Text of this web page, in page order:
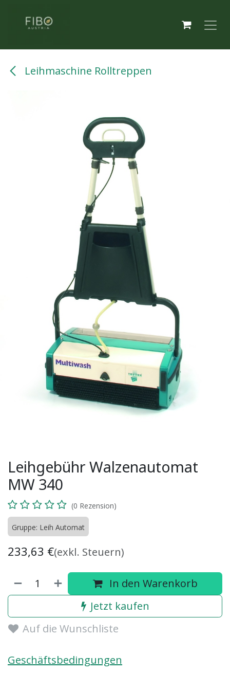
Leihmaschine Rolltreppen
Leihgebühr Walzenautomat
MW 340
(0 Rezension)
Gruppe: Leih Automat
233,63 €(exkl. Steuern)
In den Warenkorb
Jetzt kaufen
Auf die Wunschliste
Geschäftsbedingungen